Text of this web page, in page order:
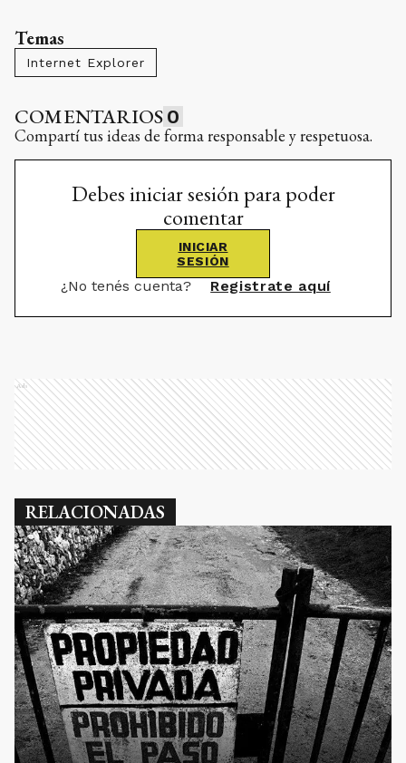
Temas
Internet Explorer
COMENTARIOS 0
Compartí tus ideas de forma responsable y respetuosa.
Debes iniciar sesión para poder
comentar
INICIAR
SESIÓN
¿No tenés cuenta? Registrate aquí
Ads
RELACIONADAS